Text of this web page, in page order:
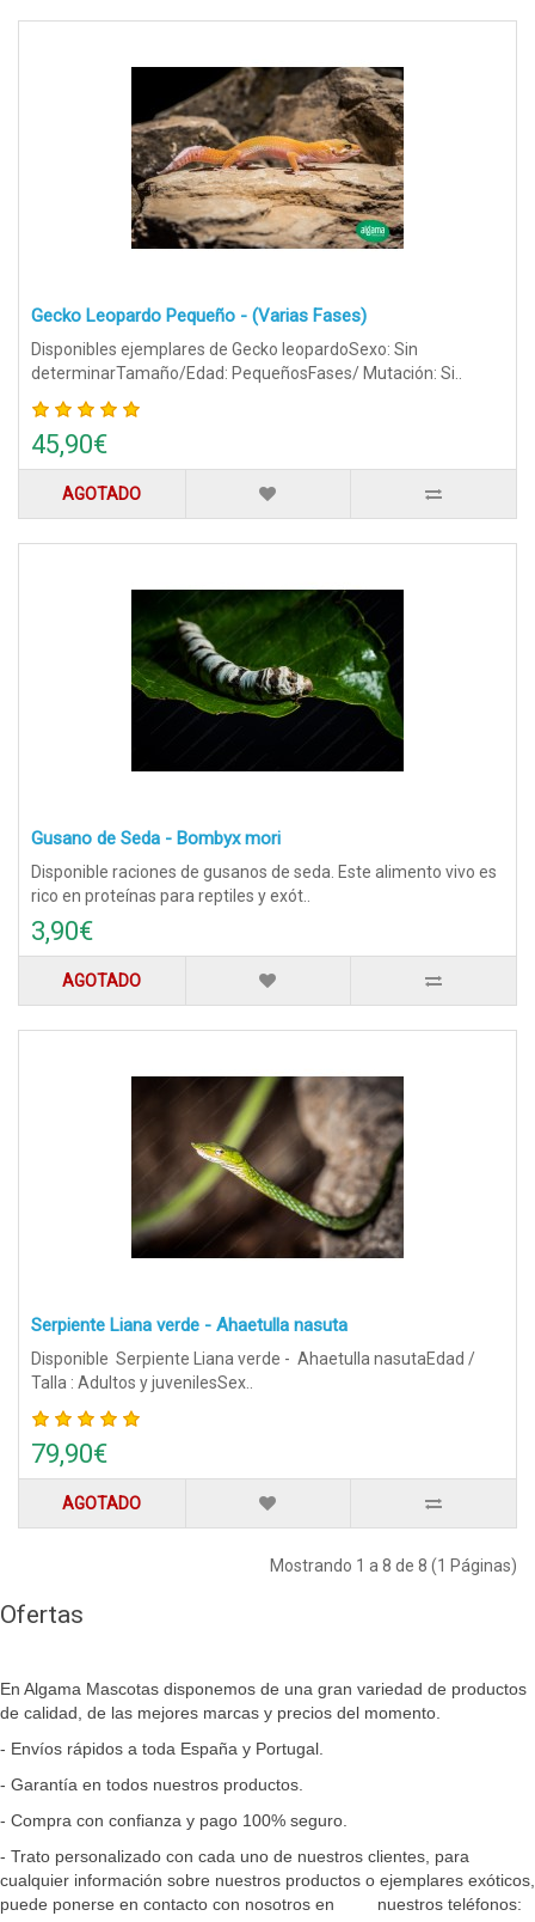
Gecko Leopardo Pequeño - (Varias Fases)
Disponibles ejemplares de Gecko leopardoSexo: Sin
determinarTamaño/Edad: PequeñosFases/ Mutación: Si..
45,90€
AGOTADO
Gusano de Seda - Bombyx mori
Disponible raciones de gusanos de seda. Este alimento vivo es
rico en proteínas para reptiles y exót..
3,90€
AGOTADO
Serpiente Liana verde - Ahaetulla nasuta
Disponible Serpiente Liana verde - Ahaetulla nasutaEdad /
Talla : Adultos y juvenilesSex..
79,90€
AGOTADO
Mostrando 1 a 8 de 8 (1 Páginas)
Ofertas
En Algama Mascotas disponemos de una gran variedad de productos
de calidad, de las mejores marcas y precios del momento.
- Envíos rápidos a toda España y Portugal.
- Garantía en todos nuestros productos.
- Compra con confianza y pago 100% seguro.
- Trato personalizado con cada uno de nuestros clientes, para
cualquier información sobre nuestros productos o ejemplares exóticos,
puede ponerse en contacto con nosotros en nuestros teléfonos: